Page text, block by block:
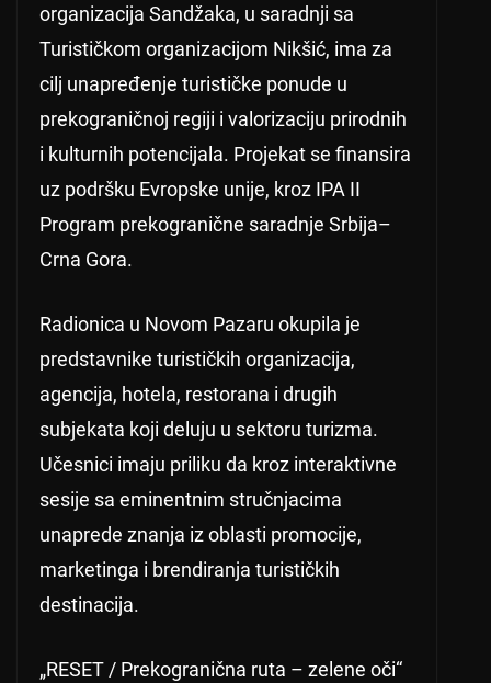
organizacija Sandžaka, u saradnji sa
Turističkom organizacijom Nikšić, ima za
cilj unapređenje turističke ponude u
prekograničnoj regiji i valorizaciju prirodnih
i kulturnih potencijala. Projekat se finansira
uz podršku Evropske unije, kroz IPA II
Program prekogranične saradnje Srbija–
Crna Gora.
Radionica u Novom Pazaru okupila je
predstavnike turističkih organizacija,
agencija, hotela, restorana i drugih
subjekata koji deluju u sektoru turizma.
Učesnici imaju priliku da kroz interaktivne
sesije sa eminentnim stručnjacima
unaprede znanja iz oblasti promocije,
marketinga i brendiranja turističkih
destinacija.
„RESET / Prekogranična ruta – zelene oči“